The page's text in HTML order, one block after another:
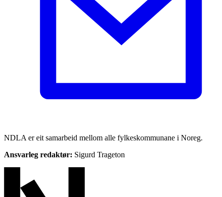
NDLA er eit samarbeid mellom alle fylkeskommunane i Noreg.
Ansvarleg redaktør: Sigurd Trageton